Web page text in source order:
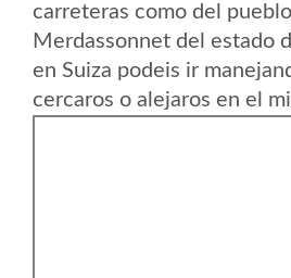
carreteras como del
Merdassonnet del estado
en Suiza podeis ir
cercaros o alejaros en el